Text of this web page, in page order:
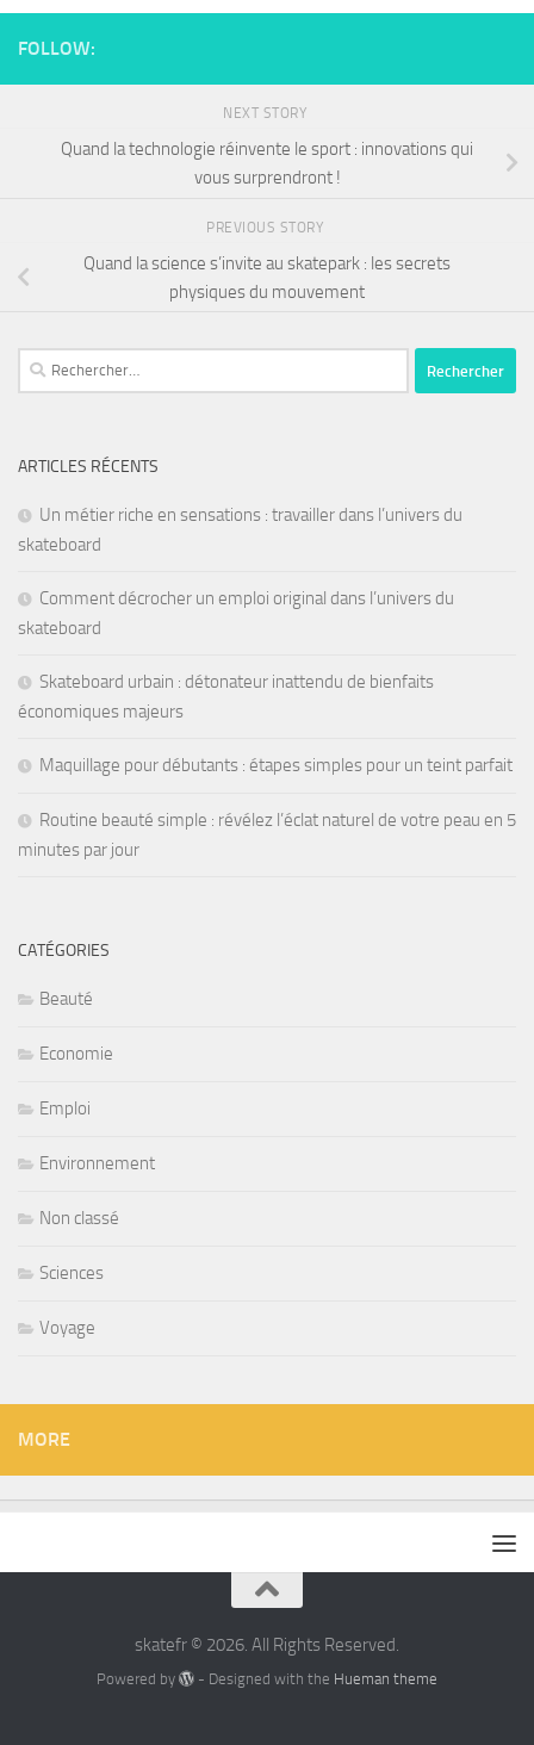
FOLLOW:
NEXT STORY
Quand la technologie réinvente le sport : innovations qui
vous surprendront !
PREVIOUS STORY
Quand la science s’invite au skatepark : les secrets
physiques du mouvement
ARTICLES RÉCENTS
Un métier riche en sensations : travailler dans l’univers du
skateboard
Comment décrocher un emploi original dans l’univers du
skateboard
Skateboard urbain : détonateur inattendu de bienfaits
économiques majeurs
Maquillage pour débutants : étapes simples pour un teint parfait
Routine beauté simple : révélez l’éclat naturel de votre peau en 5
minutes par jour
CATÉGORIES
Beauté
Economie
Emploi
Environnement
Non classé
Sciences
Voyage
MORE
skatefr © 2026. All Rights Reserved.
Powered by - Designed with the Hueman theme